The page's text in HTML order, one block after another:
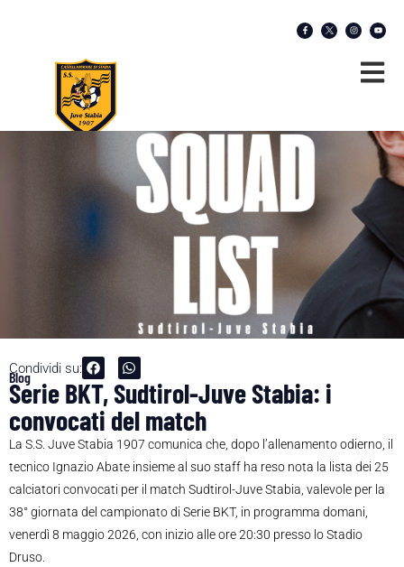
Condividi su:
Blog
Serie BKT, Sudtirol-Juve Stabia: i
convocati del match
La S.S. Juve Stabia 1907 comunica che, dopo l’allenamento odierno, il
tecnico Ignazio Abate insieme al suo staff ha reso nota la lista dei 25
calciatori convocati per il match Sudtirol-Juve Stabia, valevole per la
38° giornata del campionato di Serie BKT, in programma domani,
venerdì 8 maggio 2026, con inizio alle ore 20:30 presso lo Stadio
Druso.